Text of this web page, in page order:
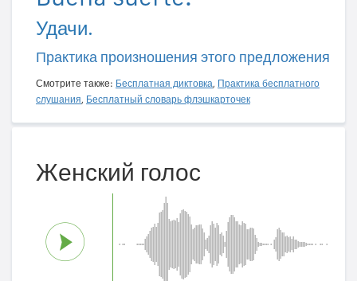
Удачи.
Практика произношения этого предложения
Смотрите также: Бесплатная диктовка, Практика бесплатного
слушания, Бесплатный словарь флэшкарточек
Женский голос